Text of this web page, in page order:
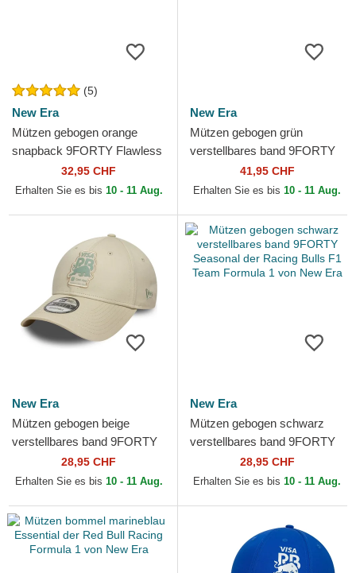
(5)
New Era
Mützen gebogen orange
snapback 9FORTY Flawless
der McLaren Racing Formula
1 von New Era
32,95 CHF
Erhalten Sie es bis 10 - 11 Aug.
New Era
Mützen gebogen grün
verstellbares band 9FORTY
REPREVE Wordmark der
Red Bull Racing Formula 1
41,95 CHF
Erhalten Sie es bis 10 - 11 Aug.
New Era
Mützen gebogen beige
verstellbares band 9FORTY
Seasonal der Racing Bulls F1
Team Formula 1 von...
28,95 CHF
Erhalten Sie es bis 10 - 11 Aug.
New Era
Mützen gebogen schwarz
verstellbares band 9FORTY
Seasonal der Racing Bulls F1
Team Formula 1 von...
28,95 CHF
Erhalten Sie es bis 10 - 11 Aug.